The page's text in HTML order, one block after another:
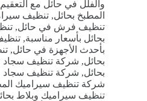
والفلل في حائل مع التعقيم
المطبخ بحائل, تنظيف
تنظيف فرش في حائل,
بحائل بأسعار مناسبة,
بأحدث الأجهزة في حائل,
بحائل, شركة تنظيف سجاد
بحائل, شركة تنظيف سجاد
شركة تنظيف سيراميك
تنظيف سيراميك وبلاط